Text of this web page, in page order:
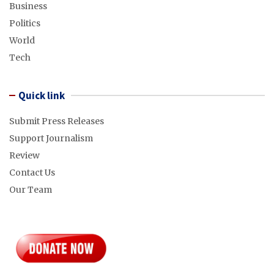
Business
Politics
World
Tech
Quick link
Submit Press Releases
Support Journalism
Review
Contact Us
Our Team